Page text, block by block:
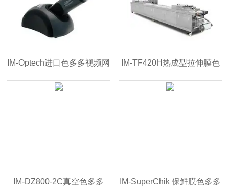
IM-Optech进口色多多视频网
站入口于包装气体分析
IM-TF420H热成型拉伸膜色
多多APP下载安装
IM-DZ800-2C真空色多多 IM-SuperChik 保鲜膜色多多